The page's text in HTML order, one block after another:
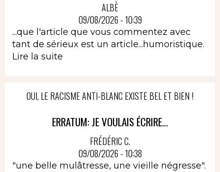
ALBÈ
09/08/2026 - 10:39
...que l'article que vous commentez avec
tant de sérieux est un article...humoristique.
Lire la suite
OUI, LE RACISME ANTI-BLANC EXISTE BEL ET BIEN !
ERRATUM: JE VOULAIS ÉCRIRE...
FRÉDÉRIC C.
09/08/2026 - 10:38
"une belle mulâtresse, une vieille négresse".